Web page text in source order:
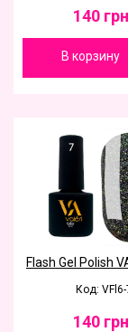
140 грн
В корзину
Flash Gel Polish
Код: VFl6-
140 грн